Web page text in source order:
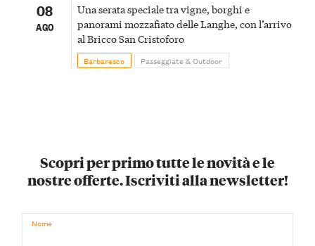
08
AGO
Una serata speciale tra vigne, borghi e
panorami mozzafiato delle Langhe, con l’arrivo
al Bricco San Cristoforo
Barbaresco Passeggiate & Outdoor
Scopri per primo tutte le novità e le
nostre offerte. Iscriviti alla newsletter!
Nome